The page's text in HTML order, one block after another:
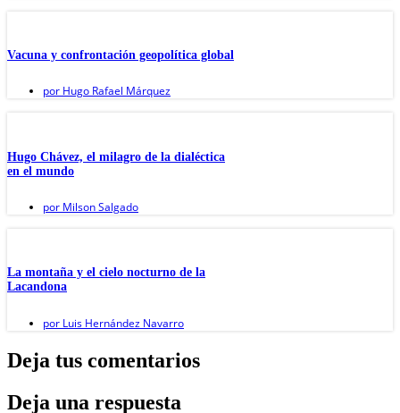
Vacuna y confrontación geopolítica global
por Hugo Rafael Márquez
Hugo Chávez, el milagro de la dialéctica
en el mundo
por Milson Salgado
La montaña y el cielo nocturno de la
Lacandona
por Luis Hernández Navarro
Deja tus comentarios
Deja una respuesta